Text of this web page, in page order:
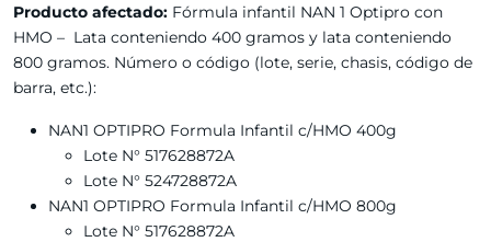
Producto afectado: Fórmula infantil NAN 1 Optipro con
HMO – Lata conteniendo 400 gramos y lata conteniendo
800 gramos. Número o código (lote, serie, chasis, código de
barra, etc.):
NAN1 OPTIPRO Formula Infantil c/HMO 400g
Lote N° 517628872A
Lote N° 524728872A
NAN1 OPTIPRO Formula Infantil c/HMO 800g
Lote N° 517628872A